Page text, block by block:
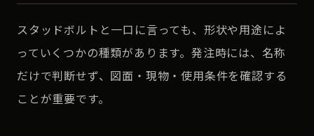
スタッドボルトと一口に言っても、形状や用途によ
っていくつかの種類があります。発注時には、名称
だけで判断せず、図面・現物・使用条件を確認する
ことが重要です。